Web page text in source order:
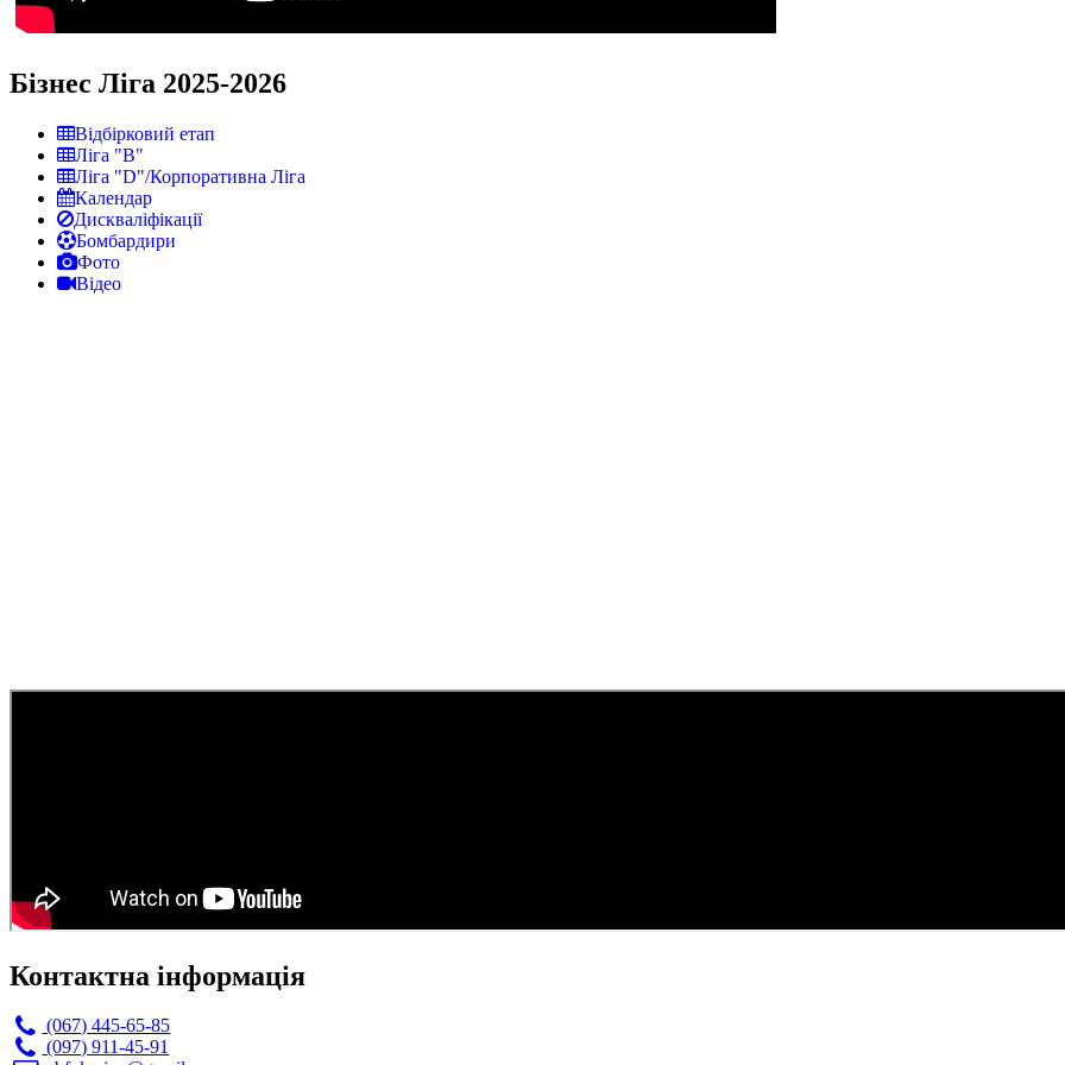
Бізнес Ліга 2025-2026
Відбірковий етап
Ліга "В"
Ліга "D"/Корпоративна Ліга
Календар
Дискваліфікації
Бомбардири
Фото
Відео
Контактна інформація
(067) 445-65-85
(097) 911-45-91